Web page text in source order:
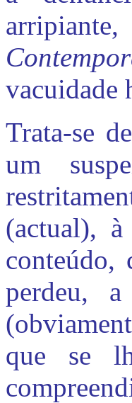
vacuidade
Trata-se
um
(actual),
conteúdo,
perdeu,
que se